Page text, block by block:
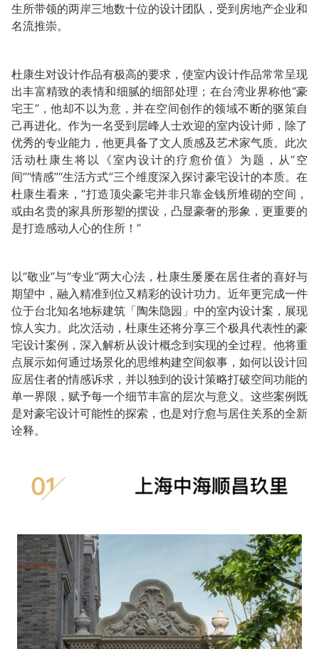
生所带领的两岸三地数十位的设计团队，受到房地产企业和
名流推崇。
杜康生对设计作品有极高的要求，使室内设计作品常常呈现
出丰富精致的表情和细腻的细部处理；在台湾业界称他“豪
宅王”，他却不以为意，并在空间创作的领域不断的驱策自
己再进化。作为一名受到层峰人士欢迎的室内设计师，除了
优秀的专业能力，他更具备了文人质感及艺术家气质。此次
活动杜康生将以《室内设计的疗愈价值》为题，从“空
间”“情感”“生活方式”三个维度深入探讨豪宅设计的本质。在
杜康生看来，“打造顶尖豪宅并非只靠金钱所堆砌的空间，
或由名贵的家具所形塑的摆设，凸显豪奢的形象，更重要的
是打造感动人心的住所！”
以“敬业”与“专业”两大心法，杜康生屡屡在居住者的喜好与
期望中，融入精准到位又精彩的设计功力。近年更完成一件
位于台北知名地标建筑「陶朱隐园」中的室内设计案，展现
惊人实力。此次活动，杜康生还将分享三个极具代表性的豪
宅设计案例，深入解析从设计概念到实现的全过程。他将重
点展示如何通过场景化的思维构建空间叙事，如何以设计回
应居住者的情感诉求，并以独到的设计策略打破空间功能的
单一界限，赋予每一个细节丰富的层次与意义。这些案例既
是对豪宅设计可能性的探索，也是对疗愈与居住关系的全新
诠释。